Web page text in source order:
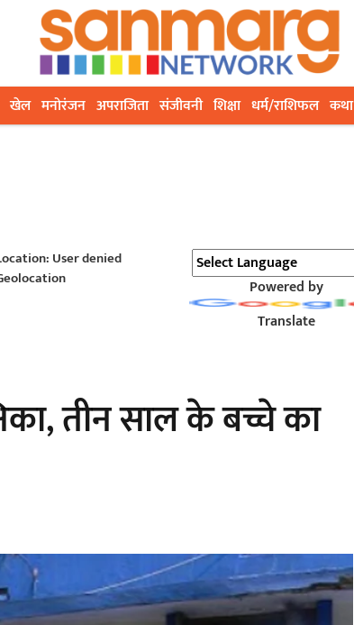
खेल मनोरंजन अपराजिता संजीवनी शिक्षा धर्म/राशिफल कथा
User denied
Powered by
Translate
तीन साल के बच्चे का